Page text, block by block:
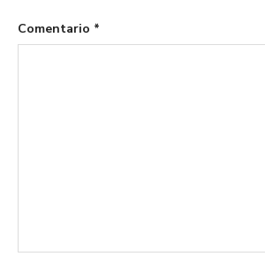
Comentario *